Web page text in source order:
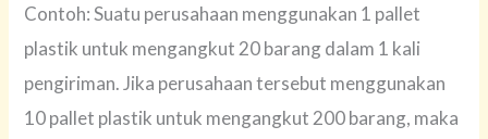
Contoh: Suatu perusahaan menggunakan 1 pallet
plastik untuk mengangkut 20 barang dalam 1 kali
pengiriman. Jika perusahaan tersebut menggunakan
10 pallet plastik untuk mengangkut 200 barang, maka